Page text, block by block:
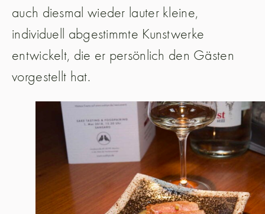
auch diesmal wieder lauter kleine,
individuell abgestimmte Kunstwerke
entwickelt, die er persönlich den Gästen
vorgestellt hat.